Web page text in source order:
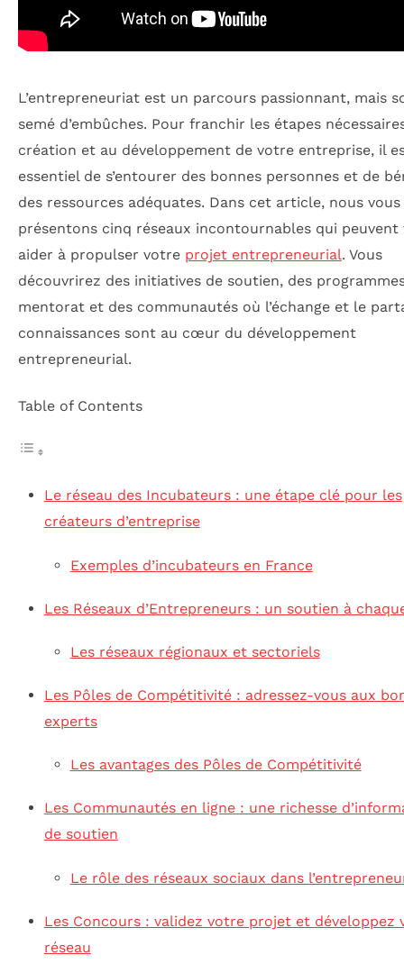
L’entrepreneuriat est un parcours passionnant, mais
semé d’embûches. Pour franchir les étapes
création et au développement de votre entreprise, il
essentiel de s’entourer des bonnes personnes et de
des ressources adéquates. Dans cet article, nous vous
présentons cinq réseaux incontournables qui peuvent
aider à propulser votre projet entrepreneurial. Vous
découvrirez des initiatives de soutien, des
mentorat et des communautés où l’échange et le
connaissances sont au cœur du développement
entrepreneurial.
Table of Contents
Le réseau des Incubateurs : une étape clé pour les
créateurs d’entreprise
Exemples d’incubateurs en France
Les Réseaux d’Entrepreneurs : un soutien à
Les réseaux régionaux et sectoriels
Les Pôles de Compétitivité : adressez-vous aux
experts
Les avantages des Pôles de Compétitivité
Les Communautés en ligne : une richesse
de soutien
Le rôle des réseaux sociaux dans
Les Concours : validez votre projet et développez
réseau